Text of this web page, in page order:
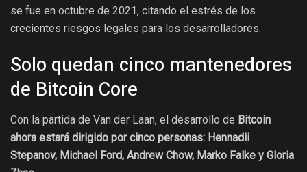
se fue en octubre de 2021, citando el estrés de los
crecientes riesgos legales para los desarrolladores.
Solo quedan cinco mantenedores
de Bitcoin Core
Con la partida de Van der Laan, el desarrollo de Bitcoin
ahora estará dirigido por cinco personas: Hennadii
Stepanov, Michael Ford, Andrew Chow, Marko Falke y Gloria